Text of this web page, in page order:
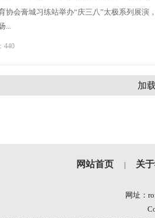
协会膏城习练站举办“庆三八”太极系列展
...
440
加
网站首页 关
网址：